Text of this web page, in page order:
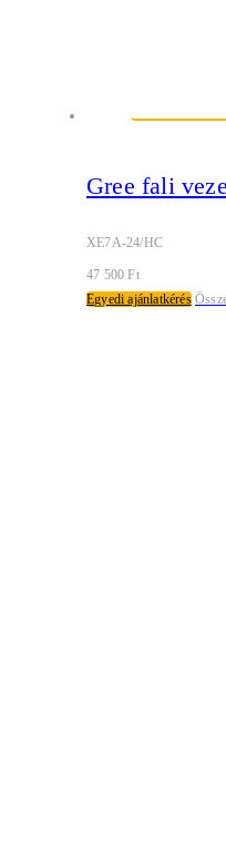
Gree fali
XE7A-24/HC
47 500Ft
Egyedi ajánlatkérés